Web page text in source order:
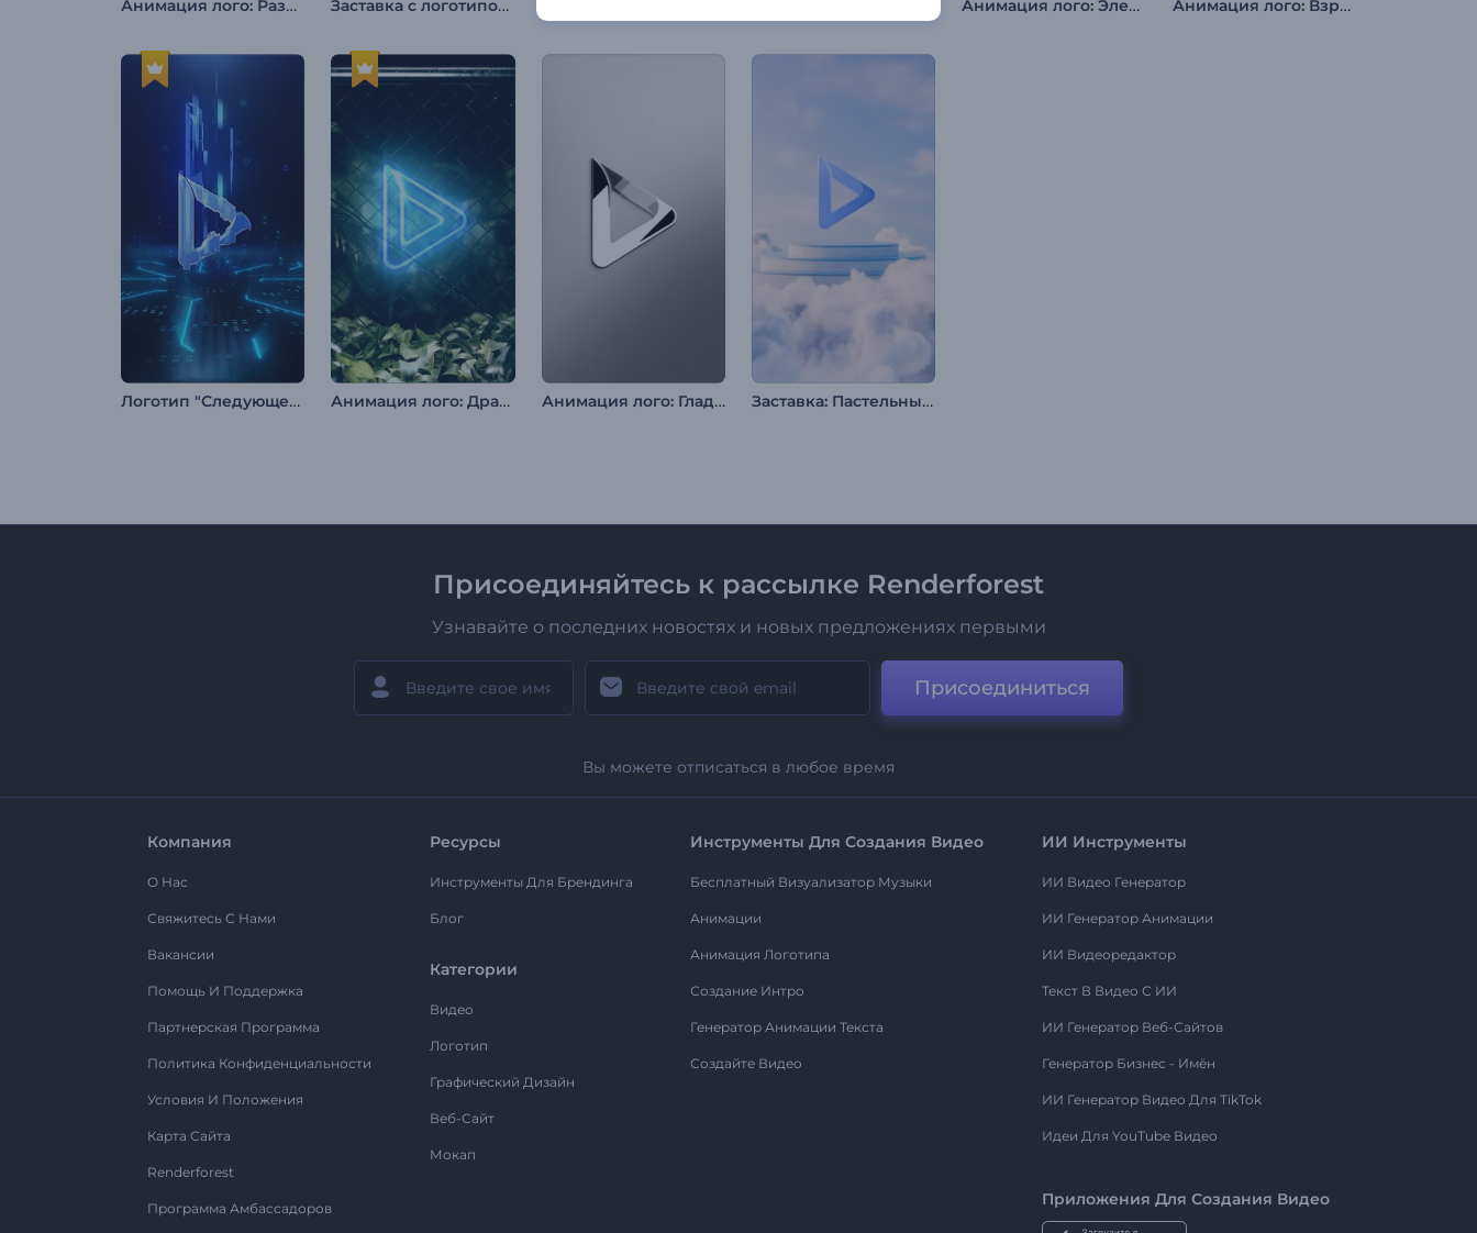
Анимация лого: Разбитое стекло Заставка с логотипом: Глитч-эффект Анимация лого: Электро-глитч Анимация лого: Взрывные искры
Логотип "Следующее Поколение" Анимация лого: Драматизм природы Анимация лого: Гладкая сталь Заставка: Пастельные облака
Присоединяйтесь к рассылке Renderforest
Узнавайте о последних новостях и новых предложениях первыми
Присоединиться
Вы можете отписаться в любое время
Компания
О Нас
Свяжитесь С Нами
Вакансии
Помощь И Поддержка
Партнерская Программа
Политика Конфиденциальности
Условия И Положения
Карта Сайта
Renderforest
Программа Амбассадоров
Ресурсы
Инструменты Для Брендинга
Блог
Категории
Видео
Логотип
Графический Дизайн
Веб-Сайт
Мокап
Инструменты Для Создания Видео
Бесплатный Визуализатор Музыки
Анимации
Анимация Логотипа
Создание Интро
Генератор Анимации Текста
Создайте Видео
ИИ Инструменты
ИИ Видео Генератор
ИИ Генератор Анимации
ИИ Видеоредактор
Текст В Видео С ИИ
ИИ Генератор Веб-Сайтов
Генератор Бизнес - Имён
ИИ Генератор Видео Для TikTok
Идеи Для YouTube Видео
Приложения Для Создания Видео